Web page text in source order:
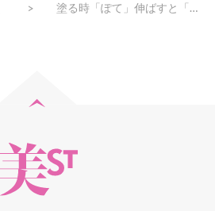
塗る時「ぽて」伸ばすと「さら」。「ぽてさら」日焼け止め新発売